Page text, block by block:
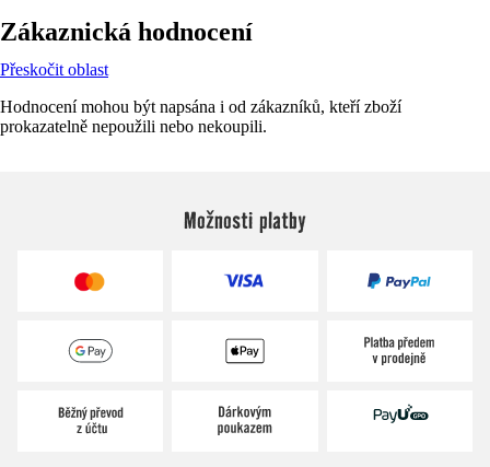
Zákaznická hodnocení
Přeskočit oblast
Hodnocení mohou být napsána i od zákazníků, kteří zboží
prokazatelně nepoužili nebo nekoupili.
Možnosti platby